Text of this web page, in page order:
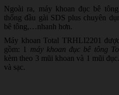
Ngoài ra, máy khoan đục bê
thống đầu gài SDS plus chuyên
bê tông,…nhanh hơn.
Máy khoan Total TRHLI2201
gồm: 1 máy khoan đục bê tông
kèm theo 3 mũi khoan và 1 mũi
và sạc.